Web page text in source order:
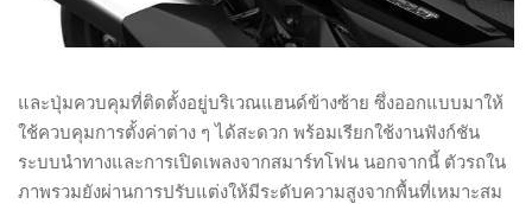
และปุ่มควบคุมที่ติดตั้งอยู่บริเวณแฮนด์ข้างซ้าย ซึ่งออกแบบมาให้
ใช้ควบคุมการตั้งค่าต่าง ๆ ได้สะดวก พร้อมเรียกใช้งานฟังก์ชัน
ระบบนำทางและการเปิดเพลงจากสมาร์ทโฟน นอกจากนี้ ตัวรถใน
ภาพรวมยังผ่านการปรับแต่งให้มีระดับความสูงจากพื้นที่เหมาะสม